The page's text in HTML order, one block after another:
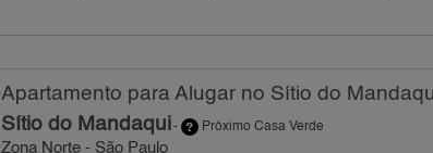
Apartamento para Alugar no Sítio do
Sítio do Mandaqui- Próximo Casa Verde
Zona Norte - São Paulo